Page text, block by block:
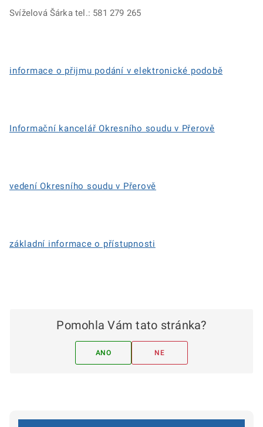
Svíželová Šárka tel.: 581 279 265
informace o přijmu podání v elektronické podobě
Informační kancelář Okresního soudu v Přerově
vedení Okresního soudu v Přerově
základní informace o přístupnosti
Pomohla Vám tato stránka?
ANO NE